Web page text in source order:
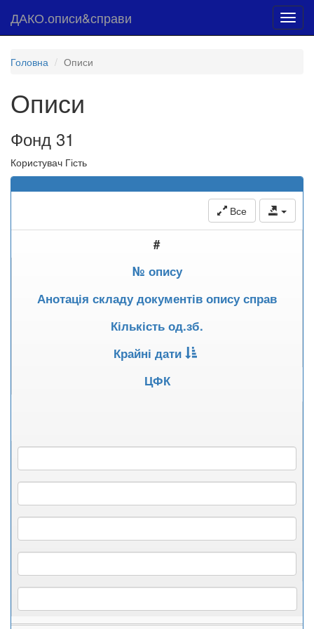
ДАКО.описи&справи
Головна Описи
Описи
Фонд 31
Користувач Гість
Все
#
№ опису
Анотація складу документів опису справ
Кількість од.зб.
Крайні дати
ЦФК